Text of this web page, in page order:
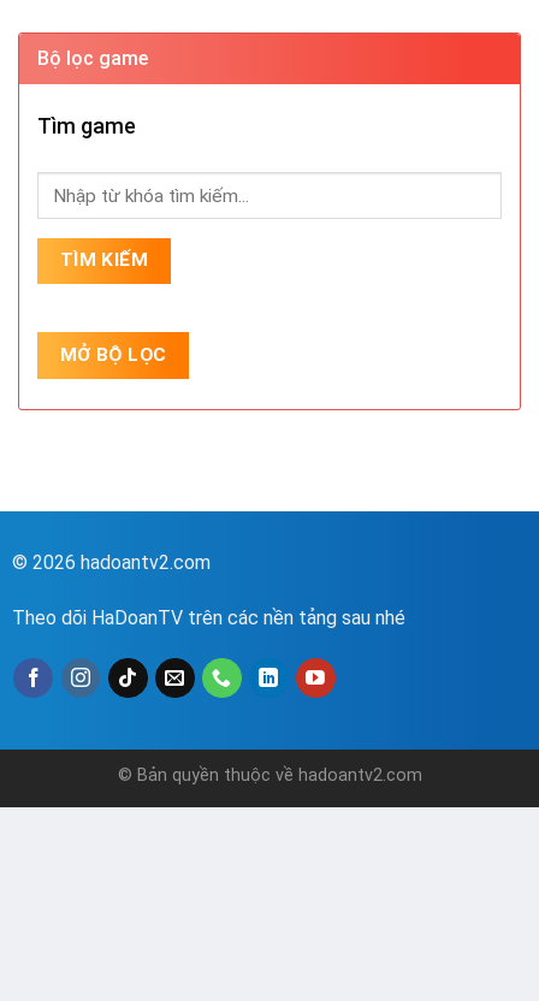
Bộ lọc game
Tìm game
© 2026 hadoantv2.com
Theo dõi HaDoanTV trên các nền tảng sau nhé
© Bản quyền thuộc về hadoantv2.com